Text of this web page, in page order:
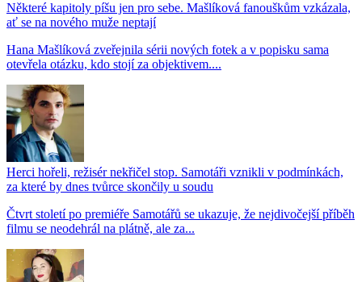
Některé kapitoly píšu jen pro sebe. Mašlíková fanouškům vzkázala,
ať se na nového muže neptají
Hana Mašlíková zveřejnila sérii nových fotek a v popisku sama
otevřela otázku, kdo stojí za objektivem....
Herci hořeli, režisér nekřičel stop. Samotáři vznikli v podmínkách,
za které by dnes tvůrce skončily u soudu
Čtvrt století po premiéře Samotářů se ukazuje, že nejdivočejší příběh
filmu se neodehrál na plátně, ale za...